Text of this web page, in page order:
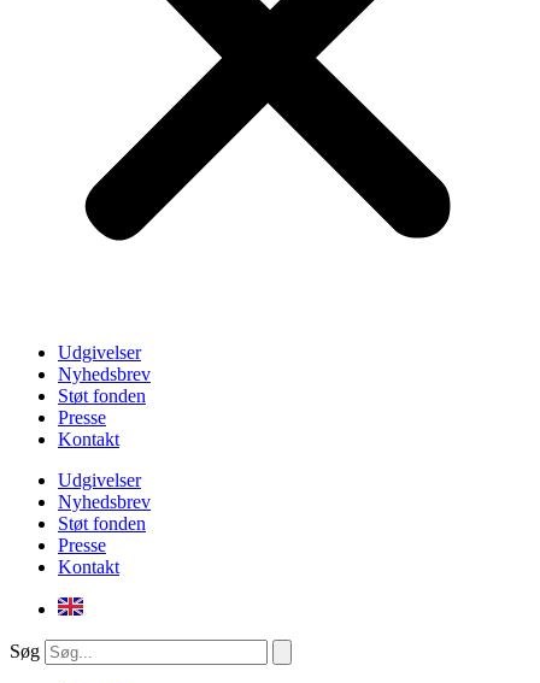
Udgivelser
Nyhedsbrev
Støt fonden
Presse
Kontakt
Udgivelser
Nyhedsbrev
Støt fonden
Presse
Kontakt
Søg